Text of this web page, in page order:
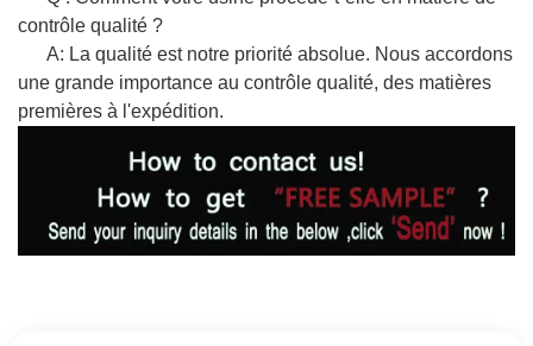
contrôle qualité ?
A: La qualité est notre priorité absolue. Nous accordons
une grande importance au contrôle qualité, des matières
premières à l'expédition.